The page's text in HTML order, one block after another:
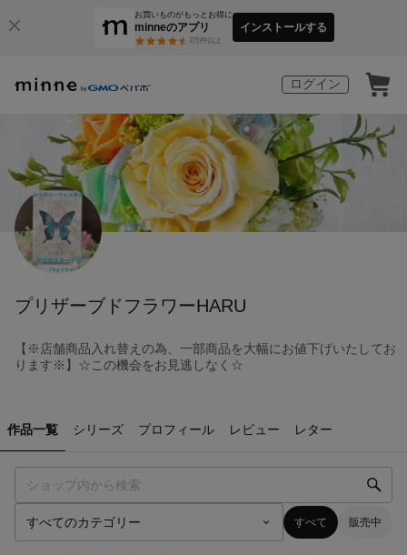
お買いものがもっとお得に
minneのアプリ
3万件以上
インストールする
ログイン
プリザーブドフラワーHARU
【※店舗商品入れ替えの為、一部商品を大幅にお値下げいたしてお
ります※】☆この機会をお見逃しなく☆
作品一覧 シリーズ プロフィール レビュー レター
すべて 販売中